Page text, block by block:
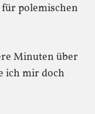
für polemischen
Minuten über
ich mir doch